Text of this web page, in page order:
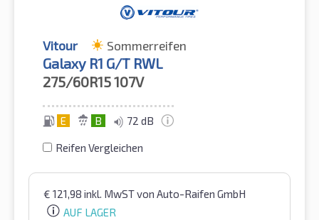
Vitour Sommerreifen
Galaxy R1 G/T RWL
275/60R15107V
E B 72 dB
Reifen Vergleichen
€ 121,98 inkl. MwSTvon Auto-Raifen GmbH
AUF LAGER